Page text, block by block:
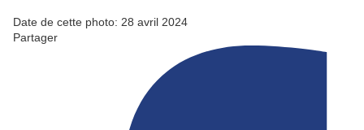
Date de cette photo: 28 avril 2024
Partager